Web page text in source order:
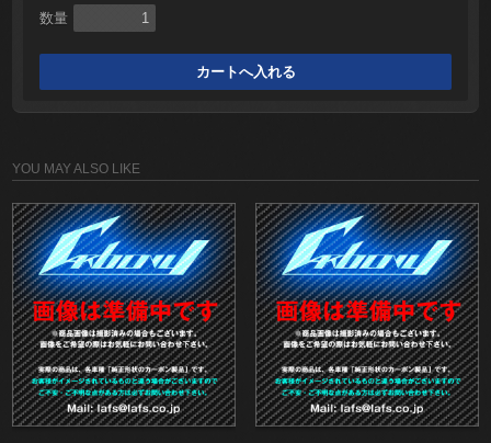
数量
YOU MAY ALSO LIKE